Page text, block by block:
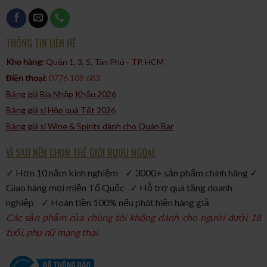
hương vị tinh tế mà nó mang lại.
Rượu Gin Whitley Neill Raspberry là một sự kết hợp tuyệt vời
giữa hương vị trái cây và gin truyền thống. Với hương thơm
ngọt ngào và hương vị đa dạng, nó mang lại trải nghiệm thưởng
thức độc đáo cho những người yêu thích gin.
THÔNG TIN LIÊN HỆ
Kho hàng: Quận 1, 3, 5, Tân Phú - TP. HCM​
Điện thoại: 0776 108 683
Bảng giá Bia Nhập Khẩu 2026
Bảng giá sỉ Hộp quà Tết 2026
Bảng giá sỉ Wine & Spirits dành cho Quán Bar
VÌ SAO NÊN CHỌN THẾ GIỚI RƯỢU NGOẠI:
✓ Hơn 10 năm kinh nghiệm ✓ 3000+ sản phẩm chính hãng ✓
Giao hàng mọi miền Tổ Quốc ✓ Hỗ trợ quà tặng doanh
nghiệp ✓ Hoàn tiền 100% nếu phát hiện hàng giả
Các sản phẩm của chúng tôi không dành cho người dưới 18
tuổi, phụ nữ mang thai.